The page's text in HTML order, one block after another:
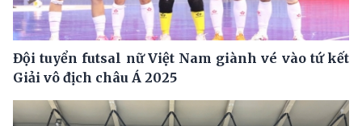
Đội tuyển futsal nữ Việt Nam giành vé vào tứ kết
Giải vô địch châu Á 2025